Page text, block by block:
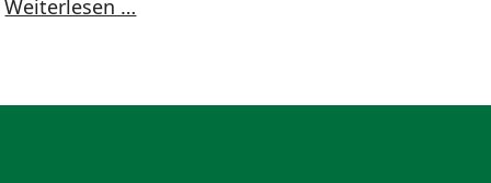
Weiterlesen …